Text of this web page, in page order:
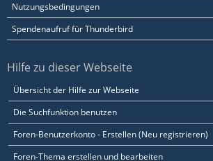
Nutzungsbedingungen
Spendenaufruf für Thunderbird
Hilfe zu dieser Webseite
Übersicht der Hilfe zur Webseite
Die Suchfunktion benutzen
Foren-Benutzerkonto - Erstellen (Neu registrieren)
Foren-Thema erstellen und bearbeiten